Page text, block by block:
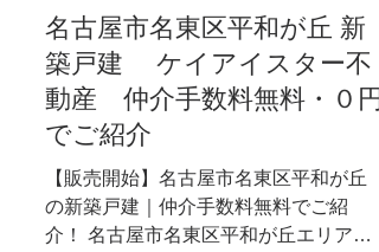
新築分譲戸建
名古屋市名東区平和が丘 新
築戸建 ケイアイスター不
動産 仲介手数料無料・０円
でご紹介
【販売開始】名古屋市名東区平和が丘